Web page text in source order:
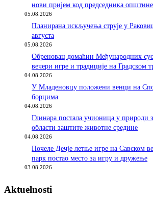
нови пријем код председника општине
05.08.2026
Планирана искључења струје у
августа
05.08.2026
Обреновац домаћин Међународних
вечери игре и традиције на Градском
04.08.2026
У Младеновцу положени венци на
борцима
04.08.2026
Глинара постала учионица у природи
области заштите животне средине
04.08.2026
Почеле Дечје летње игре на Савском
парк постао место за игру и дружење
03.08.2026
Aktuelnosti